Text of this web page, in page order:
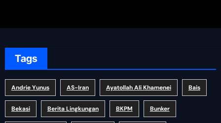
Tags
Andrie Yunus AS-Iran Ayatollah Ali Khamenei Bais
Bekasi Berita Lingkungan BKPM Bunker